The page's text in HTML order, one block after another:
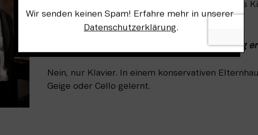
man dann improvisiert – das fand ich als kleines
sofort total super.
Hast du das Orgelspiel dann im Anschluss richtig
Nein, nur Klavier. In einem konservativen
Geige oder Cello gelernt.
Wir senden keinen Spam! Erfahre mehr in unserer
Datenschutzerklärung.